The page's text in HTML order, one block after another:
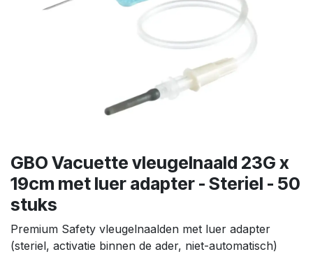
GBO Vacuette vleugelnaald 23G x
19cm met luer adapter - Steriel - 50
stuks
Premium Safety vleugelnaalden met luer adapter
(steriel, activatie binnen de ader, niet-automatisch)